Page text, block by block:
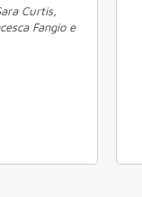
Curtis,
Fangio e